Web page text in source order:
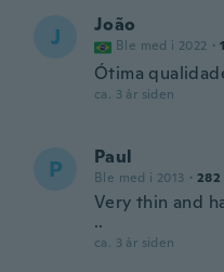
J João
Ble med i 2022 · 1
Ótima
ca. 3 år siden
P Paul
Ble med i 2013 · 282
Very thin and
..
ca. 3 år siden